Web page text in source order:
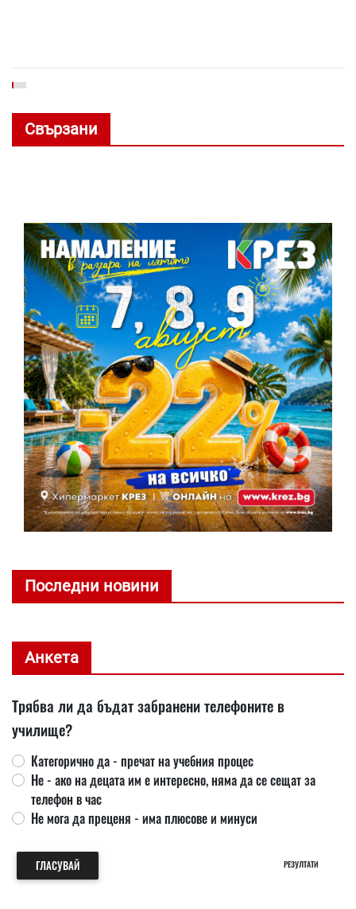
Свързани
Последни новини
Анкета
Трябва ли да бъдат забранени телефоните в
училище?
Категорично да - пречат на учебния процес
Не - ако на децата им е интересно, няма да се сещат за
телефон в час
Не мога да преценя - има плюсове и минуси
ГЛАСУВАЙ РЕЗУЛТАТИ